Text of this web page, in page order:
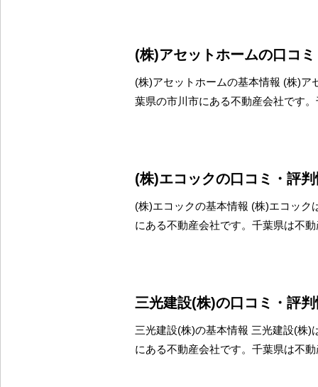
(株)アセットホームの口コ
(株)アセットホームの基本情報 (株)ア
葉県の市川市にある不動産会社です
(株)エコックの口コミ・評
(株)エコックの基本情報 (株)エコック
にある不動産会社です。千葉県は不
三光建設(株)の口コミ・評
三光建設(株)の基本情報 三光建設(株)
にある不動産会社です。千葉県は不